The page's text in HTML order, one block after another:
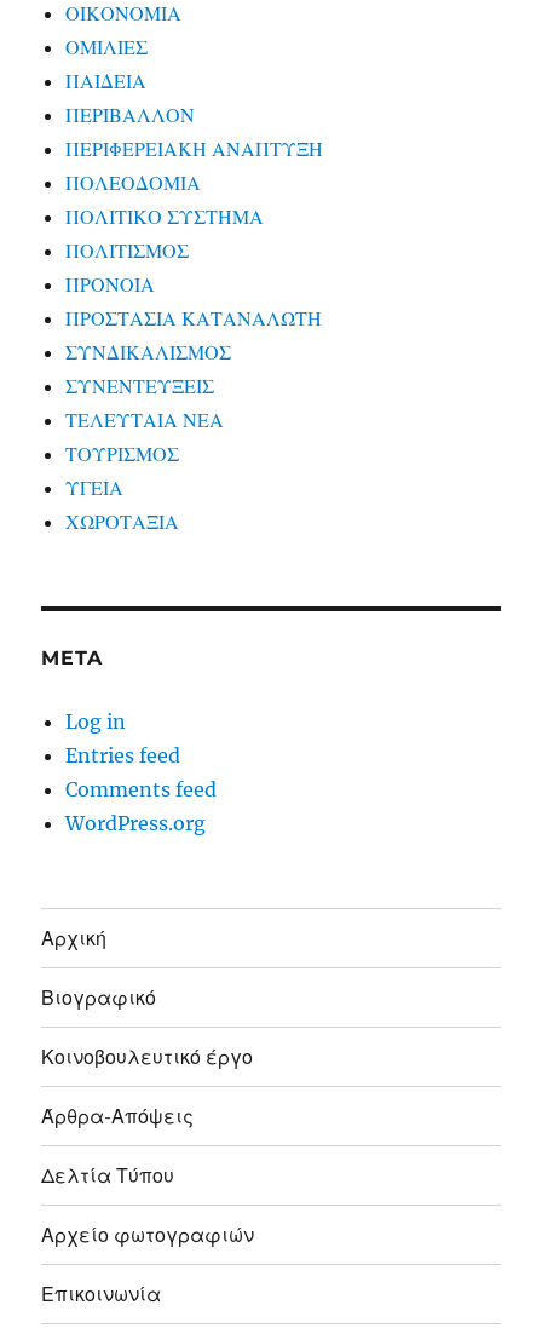
ΟΙΚΟΝΟΜΙΑ
ΟΜΙΛΙΕΣ
ΠΑΙΔΕΙΑ
ΠΕΡΙΒΑΛΛΟΝ
ΠΕΡΙΦΕΡΕΙΑΚΗ ΑΝΑΠΤΥΞΗ
ΠΟΛΕΟΔΟΜΙΑ
ΠΟΛΙΤΙΚΟ ΣΥΣΤΗΜΑ
ΠΟΛΙΤΙΣΜΟΣ
ΠΡΟΝΟΙΑ
ΠΡΟΣΤΑΣΙΑ ΚΑΤΑΝΑΛΩΤΗ
ΣΥΝΔΙΚΑΛΙΣΜΟΣ
ΣΥΝΕΝΤΕΥΞΕΙΣ
ΤΕΛΕΥΤΑΙΑ ΝΕΑ
ΤΟΥΡΙΣΜΟΣ
ΥΓΕΙΑ
ΧΩΡΟΤΑΞΙΑ
META
Log in
Entries feed
Comments feed
WordPress.org
Αρχική
Βιογραφικό
Κοινοβουλευτικό έργο
Άρθρα-Απόψεις
Δελτία Τύπου
Αρχείο φωτογραφιών
Επικοινωνία